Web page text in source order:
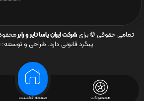
محصولات صفحه نخست
تمامی حقوقی © برای شرکت ایران یاسا تایر و رابر
پیگرد قانونی دارد. طراحی و توسعه: